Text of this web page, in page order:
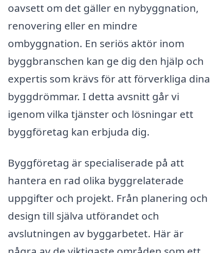
oavsett om det gäller en nybyggnation,
renovering eller en mindre
ombyggnation. En seriös aktör inom
byggbranschen kan ge dig den hjälp och
expertis som krävs för att förverkliga dina
byggdrömmar. I detta avsnitt går vi
igenom vilka tjänster och lösningar ett
byggföretag kan erbjuda dig.
Byggföretag är specialiserade på att
hantera en rad olika byggrelaterade
uppgifter och projekt. Från planering och
design till själva utförandet och
avslutningen av byggarbetet. Här är